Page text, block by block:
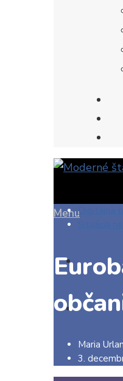
MenuDigitálna
Maria
3.